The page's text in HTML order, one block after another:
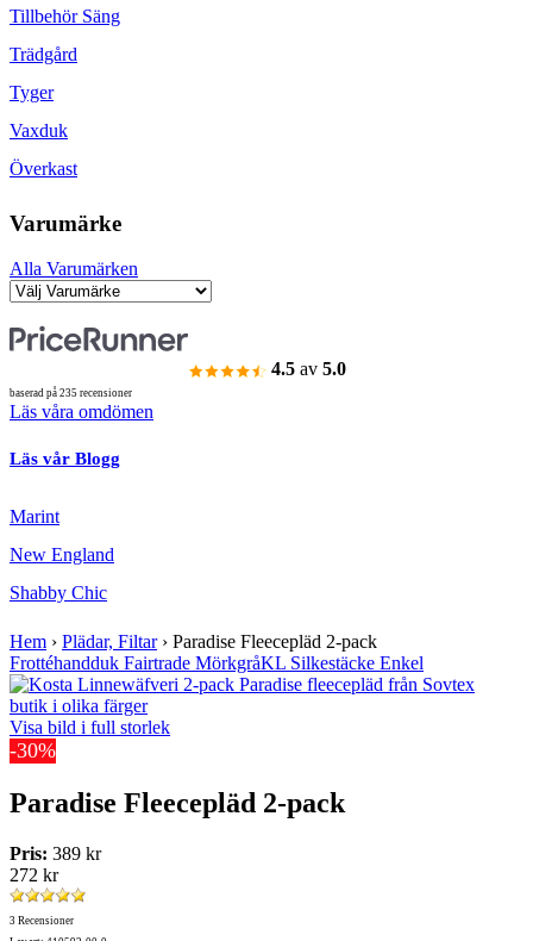
Tillbehör Säng
Trädgård
Tyger
Vaxduk
Överkast
Varumärke
Alla Varumärken
4.5 av 5.0
baserad på 235 recensioner
Läs våra omdömen
Läs vår Blogg
Marint
New England
Shabby Chic
Hem › Plädar, Filtar› Paradise Fleecepläd 2-pack
Frottéhandduk Fairtrade MörkgråKL Silkestäcke Enkel
Visa bild i full storlek
-30%
Paradise Fleecepläd 2-pack
Pris: 389 kr
272 kr
3 Recensioner